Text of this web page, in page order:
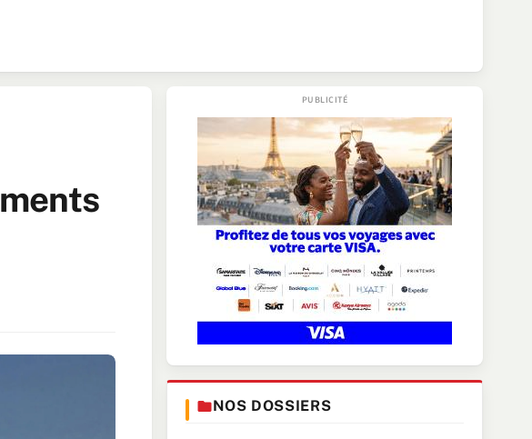
NOS DOSSIERS